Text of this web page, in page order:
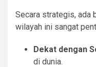
Secara strategis, ada
wilayah ini sangat
Dekat dengan
di dunia.